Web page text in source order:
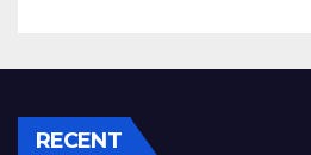
RECENT